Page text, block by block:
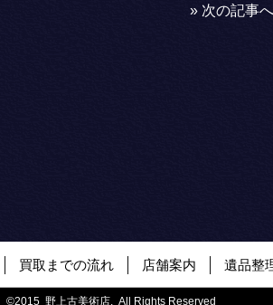
» 次の記事へ
買取までの流れ 店舗案内 遺品整
©2015 野上古美術店. All Rights Reserved